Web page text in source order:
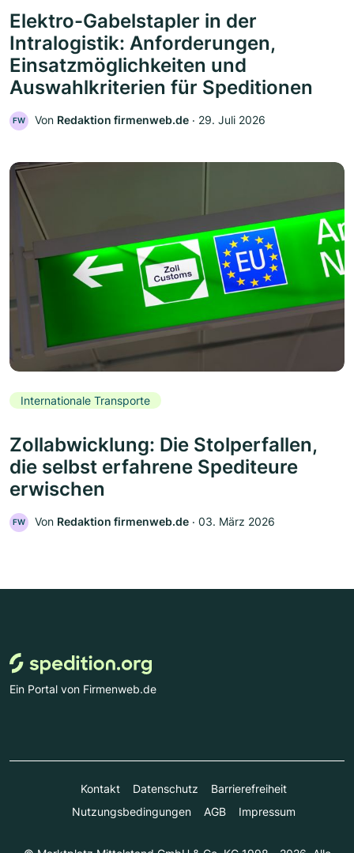
Elektro-Gabelstapler in der
Intralogistik: Anforderungen,
Einsatzmöglichkeiten und
Auswahlkriterien für Speditionen
FW Von Redaktion firmenweb.de ‧ 29. Juli 2026
Internationale Transporte
Zollabwicklung: Die Stolperfallen,
die selbst erfahrene Spediteure
erwischen
FW Von Redaktion firmenweb.de ‧ 03. März 2026
Ein Portal von Firmenweb.de
Kontakt Datenschutz
Barrierefreiheit
Nutzungsbedingungen
AGB Impressum